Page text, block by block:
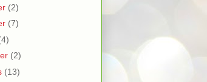
(2)
(7)
(2)
(13)